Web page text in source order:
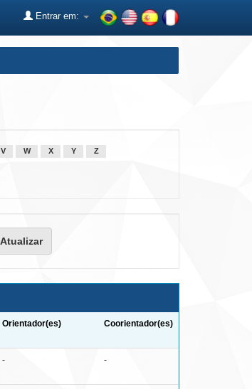
Entrar em:
V W X Y Z
Orientador(es) Coorientador(es)
- -